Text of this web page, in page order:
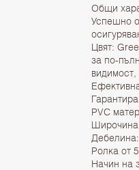
Общи
Успешно
Цвят:
за по-
PVC
Ролка от
Начин на